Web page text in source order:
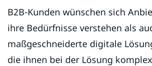
B2B-Kunden wünschen sich
ihre Bedürfnisse verstehen als
maßgeschneiderte digitale
die ihnen bei der Lösung